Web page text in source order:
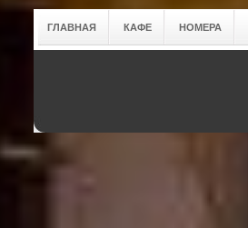
ГЛАВНАЯ КАФЕ НОМЕРА